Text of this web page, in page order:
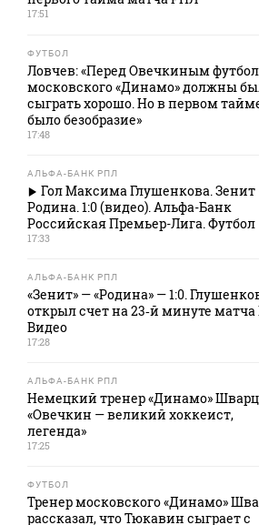
17:51
ФУТБОЛ
Ловчев: «Перед Овечкиным
московского «Динамо» должны
сыграть хорошо. Но в первом
было безобразие»
17:48
АЛЬФА-БАНК РПЛ
Гол Максима Глушенкова. Зенит
Родина. 1:0 (видео). Альфа-Банк
Российская Премьер-Лига. Футбол
17:33
АЛЬФА-БАНК РПЛ
«Зенит» — «Родина» — 1:0.
открыл счет на 23‑й минуте
Видео
17:28
АЛЬФА-БАНК РПЛ
Немецкий тренер «Динамо»
«Овечкин — великий хоккеист,
легенда»
17:25
ФУТБОЛ
Тренер московского «Динамо»
рассказал, что Тюкавин сыграет с